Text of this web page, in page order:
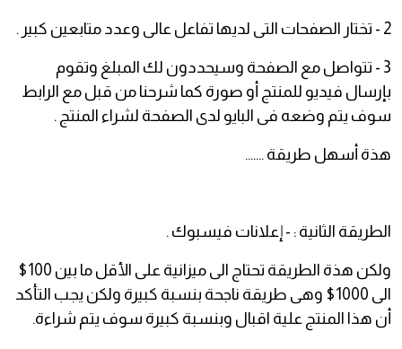
2 - تختار الصفحات التى لديها تفاعل عالى وعدد متابعين كبير .
3 - تتواصل مع الصفحة وسيحددون لك المبلغ وتقوم
بإرسال فيديو للمنتج أو صورة كما شرحنا من قبل مع الرابط
سوف يتم وضعه فى البايو لدى الصفحة لشراء المنتج .
هذة أسهل طريقة .......
الطريقة الثانية : - إعلانات فيسبوك .
ولكن هذة الطريقة تحتاج الى ميزانية على الأقل ما بين 100$
الى 1000$ وهى طريقة ناجحة بنسبة كبيرة ولكن يجب التأكد
أن هذا المنتج علية اقبال وبنسبة كبيرة سوف يتم شراءة.